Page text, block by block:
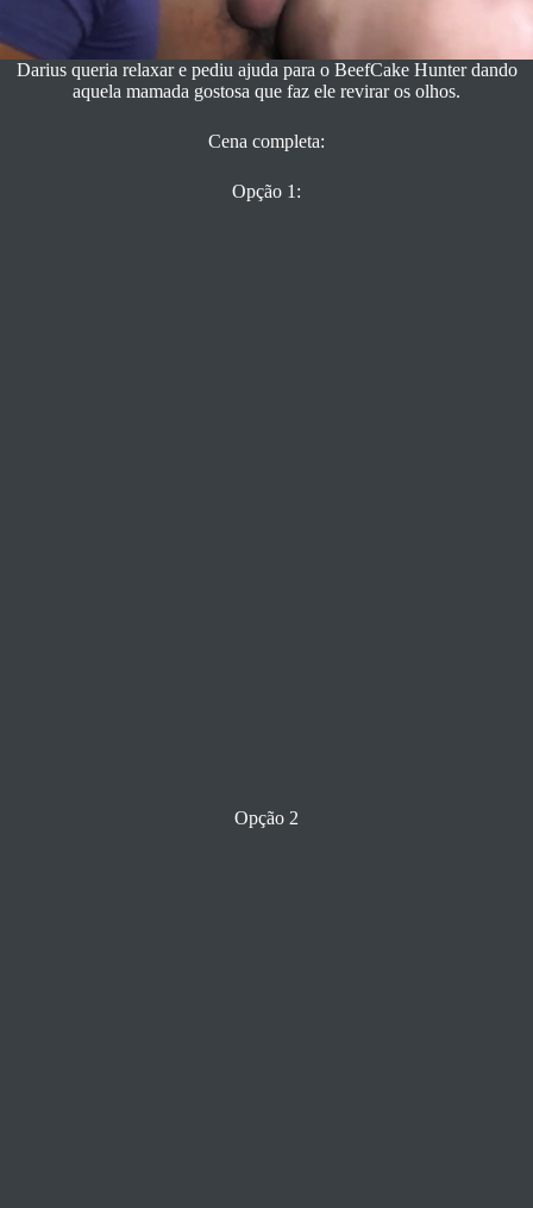
Darius queria relaxar e pediu ajuda para o BeefCake Hunter dando
aquela mamada gostosa que faz ele revirar os olhos.
Cena completa:
Opção 1:
Opção 2